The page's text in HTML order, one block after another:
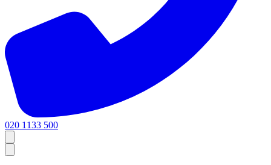
020 1133 500